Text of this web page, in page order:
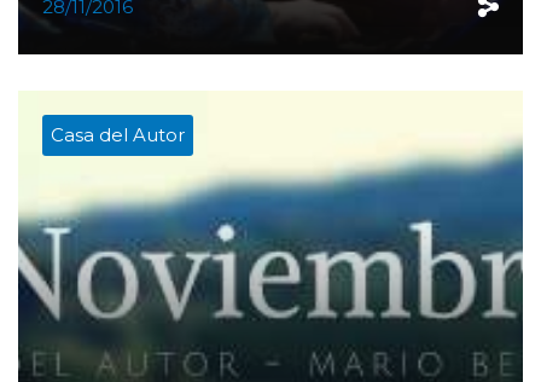
28/11/2016
Casa del Autor